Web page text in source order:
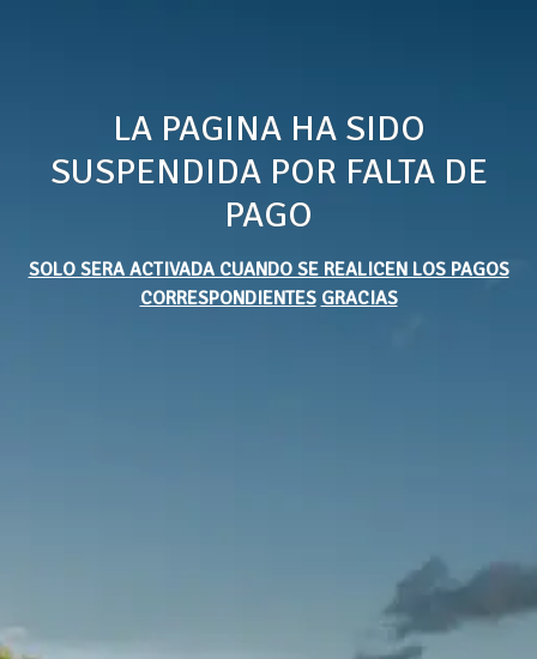
LA PAGINA HA SIDO
SUSPENDIDA POR FALTA DE
PAGO
SOLO SERA ACTIVADA CUANDO SE REALICEN LOS PAGOS
CORRESPONDIENTES GRACIAS